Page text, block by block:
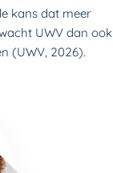
kans dat meer
UWV dan ook
(UWV, 2026).